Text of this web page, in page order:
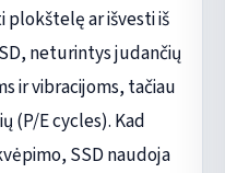
plokštelę ar išvesti iš
neturintys judančių
ir vibracijoms, tačiau
(P/E cycles). Kad
SSD naudoja